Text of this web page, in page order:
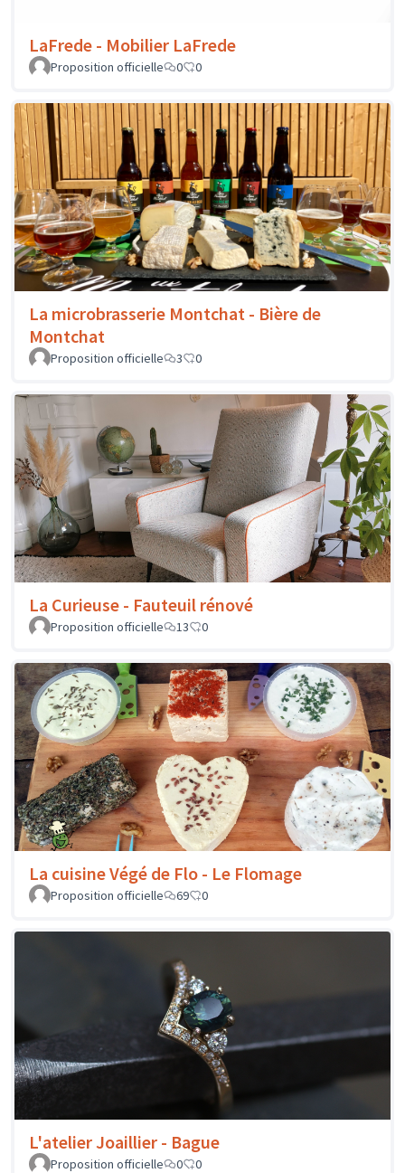
LaFrede - Mobilier LaFrede
Proposition officielle 0 0
La microbrasserie Montchat - Bière de
Montchat
Proposition officielle 3 0
La Curieuse - Fauteuil rénové
Proposition officielle 13 0
La cuisine Végé de Flo - Le Flomage
Proposition officielle 69 0
L'atelier Joaillier - Bague
Proposition officielle 0 0